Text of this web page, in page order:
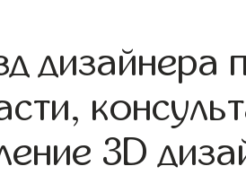
дизайнера
3D